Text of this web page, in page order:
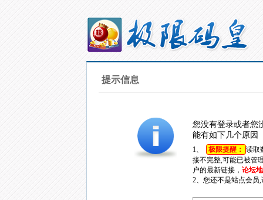
提示信息
您没有登录或者您
能有如下几个原因
1、 极限提醒： 读取
接不完整,可能已被管
户的最新链接， 论坛
2、您还不是站点会员